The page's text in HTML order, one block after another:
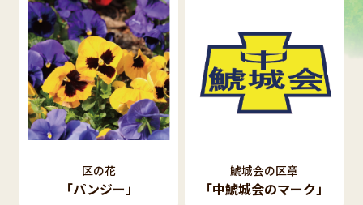
区の花
「パンジー」
鯱城会の区章
「中鯱城会のマーク」